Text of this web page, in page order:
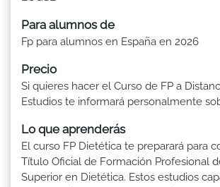
Para alumnos de
Fp para alumnos en España en 2026
Precio
Si quieres hacer el Curso de FP a
Estudios te informará personalmente
Lo que aprenderás
El curso FP Dietética te preparará para
Título Oficial de Formación Profesional
Superior en Dietética. Estos estudios